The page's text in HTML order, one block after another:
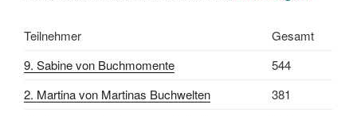
Teilnehmer
Gesamt
9. Sabine von Buchmomente
544
2. Martina von Martinas Buchwelten
381